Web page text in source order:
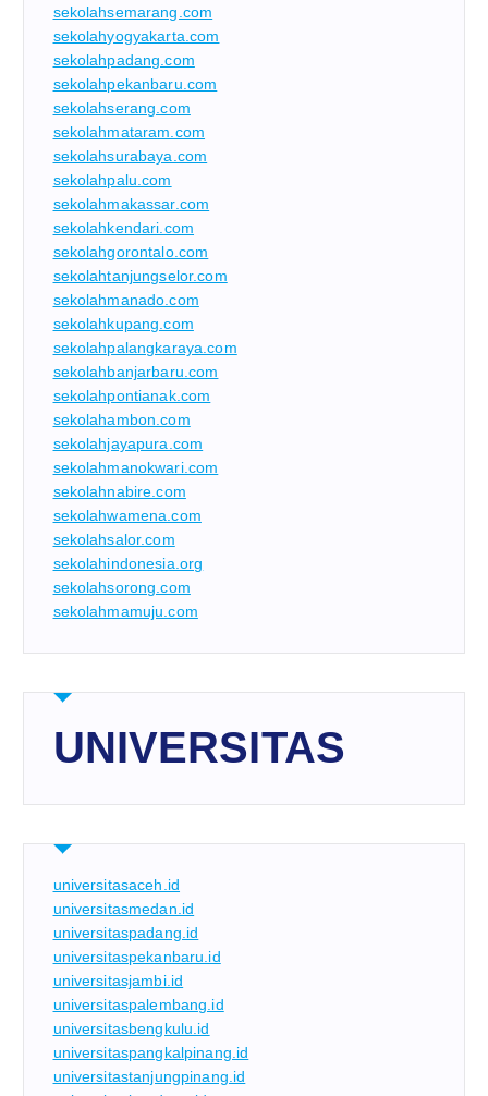
sekolahsemarang.com
sekolahyogyakarta.com
sekolahpadang.com
sekolahpekanbaru.com
sekolahserang.com
sekolahmataram.com
sekolahsurabaya.com
sekolahpalu.com
sekolahmakassar.com
sekolahkendari.com
sekolahgorontalo.com
sekolahtanjungselor.com
sekolahmanado.com
sekolahkupang.com
sekolahpalangkaraya.com
sekolahbanjarbaru.com
sekolahpontianak.com
sekolahambon.com
sekolahjayapura.com
sekolahmanokwari.com
sekolahnabire.com
sekolahwamena.com
sekolahsalor.com
sekolahindonesia.org
sekolahsorong.com
sekolahmamuju.com
UNIVERSITAS
universitasaceh.id
universitasmedan.id
universitaspadang.id
universitaspekanbaru.id
universitasjambi.id
universitaspalembang.id
universitasbengkulu.id
universitaspangkalpinang.id
universitastanjungpinang.id